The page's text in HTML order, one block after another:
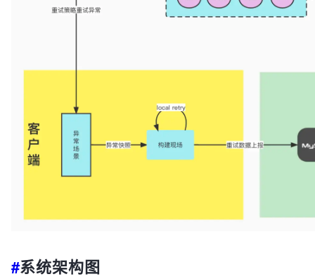
#系统架构图